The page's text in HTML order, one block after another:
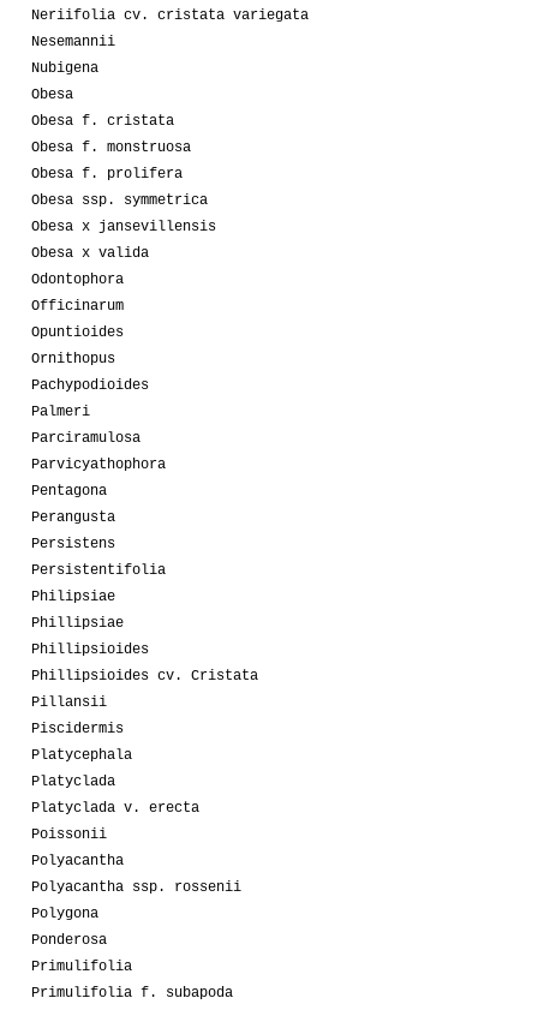
Neriifolia cv. cristata variegata
Nesemannii
Nubigena
Obesa
Obesa f. cristata
Obesa f. monstruosa
Obesa f. prolifera
Obesa ssp. symmetrica
Obesa x jansevillensis
Obesa x valida
Odontophora
Officinarum
Opuntioides
Ornithopus
Pachypodioides
Palmeri
Parciramulosa
Parvicyathophora
Pentagona
Perangusta
Persistens
Persistentifolia
Philipsiae
Phillipsiae
Phillipsioides
Phillipsioides cv. Cristata
Pillansii
Piscidermis
Platycephala
Platyclada
Platyclada v. erecta
Poissonii
Polyacantha
Polyacantha ssp. rossenii
Polygona
Ponderosa
Primulifolia
Primulifolia f. subapoda